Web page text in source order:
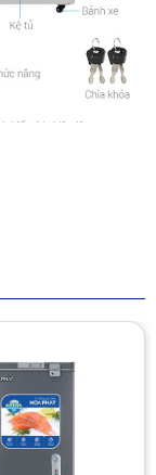
Low-E giảm
cửa có tay
tạp hóa, quán